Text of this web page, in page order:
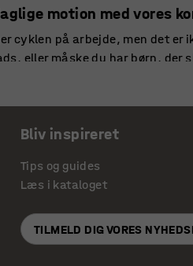
motion med vores
cyklen på arbejde, men det er
eller måske du har børn, der
er til, at motionen er svær
der er i bedre form, så de
til både hjemmet og
egner sig ikke kun til
ind i et træningscenter eller
Bliv inspireret
Tips og guides
Læs i kataloget
TILMELD DIG VORES